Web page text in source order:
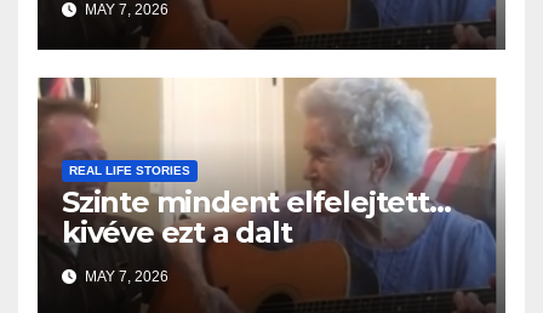
MAY 7, 2026
REAL LIFE STORIES
Szinte mindent elfelejtett…
kivéve ezt a dalt
MAY 7, 2026